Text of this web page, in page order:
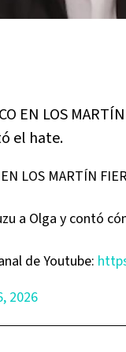
EN LOS
el hate.
LOS MARTÍN
a Olga y contó
de Youtube:
2026